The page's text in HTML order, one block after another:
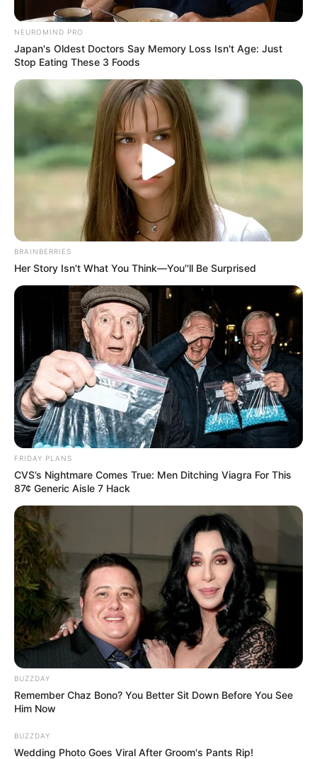
Posted
in
Friss hírek
Havasi Bertalan levelet írt
Magyar Péternek: Hat havi
összegről van szó, amit „Öcsi, te
az utolsó fillérig ki fogsz
perkálni”
May 17, 2026
Havasi levelében hangsúlyozza, hogy ő egy
közszolga volt, a végkielégítés jár neki, ha akarja
Magyar, ha nem. 7,8 millió forintot követel, és
szerinte Magyar veszíteni fog a bíróságon.
NEUROMIND PRO
Japan's Oldest Doctors Say Memory Loss Isn't Age: Just
Stop Eating These 3 Foods
BRAINBERRIES
Her Story Isn't What You Think—You''ll Be Surprised
FRIDAY PLANS
CVS’s Nightmare Comes True: Men Ditching Viagra For This
87¢ Generic Aisle 7 Hack
BUZZDAY
Remember Chaz Bono? You Better Sit Down Before You See
Him Now
BUZZDAY
Wedding Photo Goes Viral After Groom's Pants Rip!